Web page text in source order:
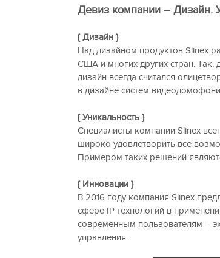
Девиз компании – Дизайн.
{ Дизайн }
Над дизайном продуктов Slinex
США и многих других стран. Так,
дизайн всегда считался
в дизайне систем
{ Уникальность }
Специалисты компании Slinex
широко удовлетворить все
Примером таких решений
{ Инновации }
В 2016 году компания Slinex
сфере IP технологий в
современным пользователям –
управления.